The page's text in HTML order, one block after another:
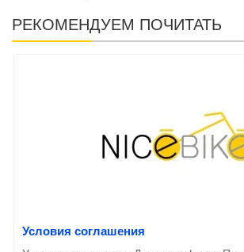
РЕКОМЕНДУЕМ ПОЧИТАТЬ
Условия соглашения